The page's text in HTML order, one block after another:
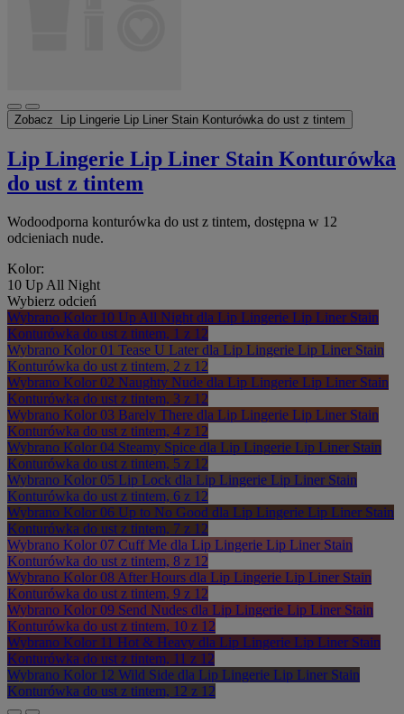
Zobacz Lip Lingerie Lip Liner Stain Konturówka do ust z tintem
Lip Lingerie Lip Liner Stain Konturówka
do ust z tintem
Wodoodporna konturówka do ust z tintem, dostępna w 12
odcieniach nude.
Kolor:
10 Up All Night
Wybierz odcień
Wybrano Kolor 10 Up All Night dla Lip Lingerie Lip Liner Stain
Konturówka do ust z tintem, 1 z 12
Wybrano Kolor 01 Tease U Later dla Lip Lingerie Lip Liner Stain
Konturówka do ust z tintem, 2 z 12
Wybrano Kolor 02 Naughty Nude dla Lip Lingerie Lip Liner Stain
Konturówka do ust z tintem, 3 z 12
Wybrano Kolor 03 Barely There dla Lip Lingerie Lip Liner Stain
Konturówka do ust z tintem, 4 z 12
Wybrano Kolor 04 Steamy Spice dla Lip Lingerie Lip Liner Stain
Konturówka do ust z tintem, 5 z 12
Wybrano Kolor 05 Lip Lock dla Lip Lingerie Lip Liner Stain
Konturówka do ust z tintem, 6 z 12
Wybrano Kolor 06 Up to No Good dla Lip Lingerie Lip Liner Stain
Konturówka do ust z tintem, 7 z 12
Wybrano Kolor 07 Cuff Me dla Lip Lingerie Lip Liner Stain
Konturówka do ust z tintem, 8 z 12
Wybrano Kolor 08 After Hours dla Lip Lingerie Lip Liner Stain
Konturówka do ust z tintem, 9 z 12
Wybrano Kolor 09 Send Nudes dla Lip Lingerie Lip Liner Stain
Konturówka do ust z tintem, 10 z 12
Wybrano Kolor 11 Hot & Heavy dla Lip Lingerie Lip Liner Stain
Konturówka do ust z tintem, 11 z 12
Wybrano Kolor 12 Wild Side dla Lip Lingerie Lip Liner Stain
Konturówka do ust z tintem, 12 z 12